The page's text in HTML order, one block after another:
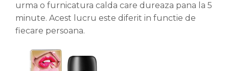
urma o furnicatura calda care dureaza pana la 5
minute. Acest lucru este diferit in functie de
fiecare persoana.